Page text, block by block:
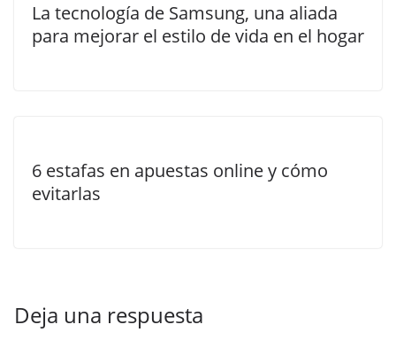
La tecnología de Samsung, una aliada
para mejorar el estilo de vida en el hogar
6 estafas en apuestas online y cómo
evitarlas
Deja una respuesta